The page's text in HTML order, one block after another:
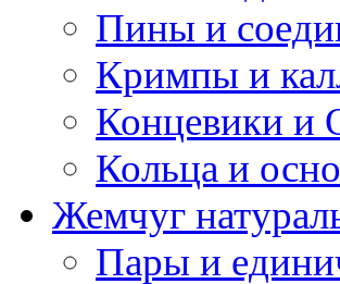
Пины и
Кримпы и
Концевики и
Кольца и
Жемчуг
Пары и